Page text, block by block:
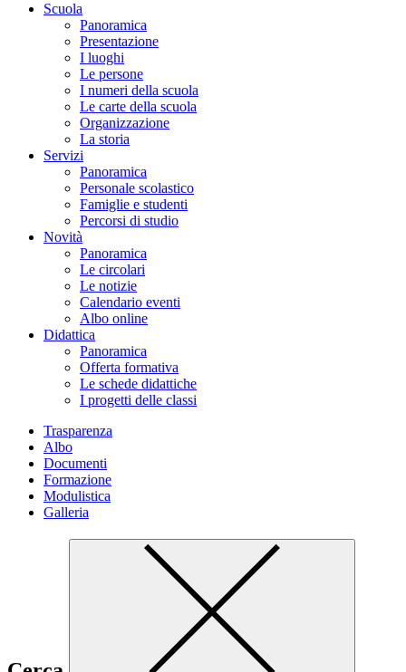
Scuola
Panoramica
Presentazione
I luoghi
Le persone
I numeri della scuola
Le carte della scuola
Organizzazione
La storia
Servizi
Panoramica
Personale scolastico
Famiglie e studenti
Percorsi di studio
Novità
Panoramica
Le circolari
Le notizie
Calendario eventi
Albo online
Didattica
Panoramica
Offerta formativa
Le schede didattiche
I progetti delle classi
Trasparenza
Albo
Documenti
Formazione
Modulistica
Galleria